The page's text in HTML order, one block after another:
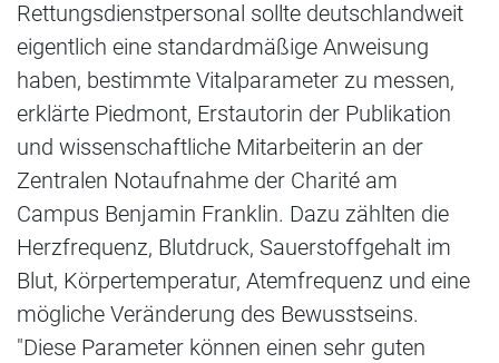
Rettungsdienstpersonal sollte deutschlandweit
eigentlich eine standardmäßige Anweisung
haben, bestimmte Vitalparameter zu messen,
erklärte Piedmont, Erstautorin der Publikation
und wissenschaftliche Mitarbeiterin an der
Zentralen Notaufnahme der Charité am
Campus Benjamin Franklin. Dazu zählten die
Herzfrequenz, Blutdruck, Sauerstoffgehalt im
Blut, Körpertemperatur, Atemfrequenz und eine
mögliche Veränderung des Bewusstseins.
"Diese Parameter können einen sehr guten